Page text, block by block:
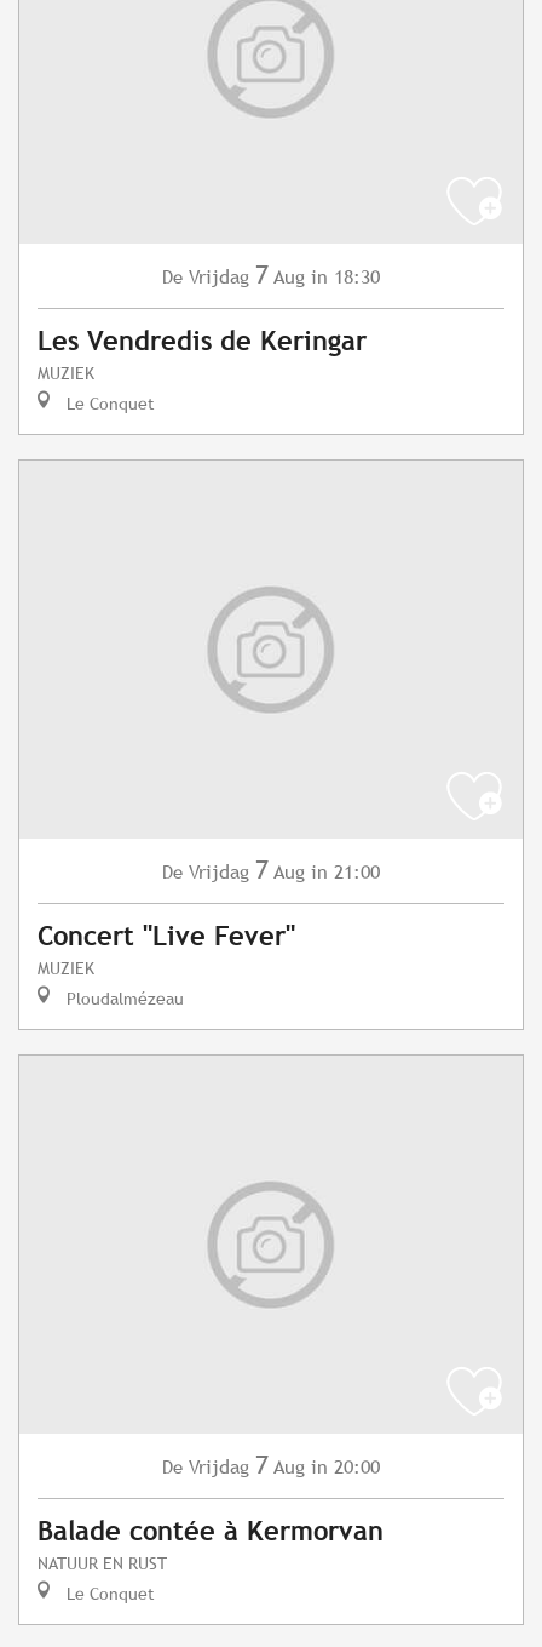
De Vrijdag 7 Aug in 18:30
Les Vendredis de Keringar
MUZIEK
Le Conquet
De Vrijdag 7 Aug in 21:00
Concert "Live Fever"
MUZIEK
Ploudalmézeau
De Vrijdag 7 Aug in 20:00
Balade contée à Kermorvan
NATUUR EN RUST
Le Conquet